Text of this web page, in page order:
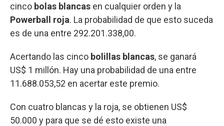
cinco bolas blancas en cualquier orden y la
Powerball roja. La probabilidad de que esto suceda
es de una entre 292.201.338,00.
Acertando las cinco bolillas blancas, se ganará
US$ 1 millón. Hay una probabilidad de una entre
11.688.053,52 en acertar este premio.
Con cuatro blancas y la roja, se obtienen US$
50.000 y para que se dé esto existe una